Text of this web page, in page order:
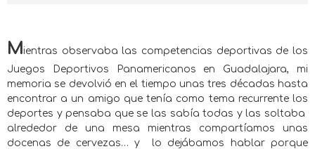
Mientras observaba las competencias deportivas de los
Juegos Deportivos Panamericanos en Guadalajara, mi
memoria se devolvió en el tiempo unas tres décadas hasta
encontrar a un amigo que tenía como tema recurrente los
deportes y pensaba que se las sabía todas y las soltaba
alrededor de una mesa mientras compartíamos unas
docenas de cervezas… y
lo dejábamos hablar porque